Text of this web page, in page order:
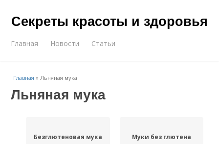
Секреты красоты и здоровья
Главная Новости Статьи
Главная »Льняная мука
Льняная мука
Безглютеновая мука Муки без глютена